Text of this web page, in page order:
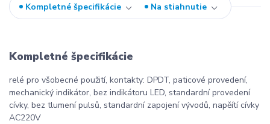
Kompletné špecifikácie Na stiahnutie
Kompletné špecifikácie
relé pro všobecné použití, kontakty: DPDT, paticové provedení,
mechanický indikátor, bez indikátoru LED, standardní provedení
cívky, bez tlumení pulsů, standardní zapojení vývodů, napěítí cívky
AC220V